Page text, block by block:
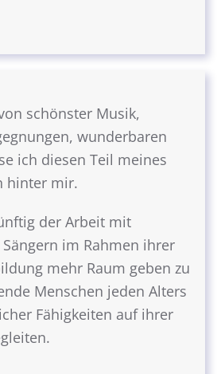
schönster Musik,
wunderbaren
ich diesen Teil meines
hinter mir.
der Arbeit mit
im Rahmen ihrer
mehr Raum geben zu
Menschen jeden Alters
Fähigkeiten auf ihrer